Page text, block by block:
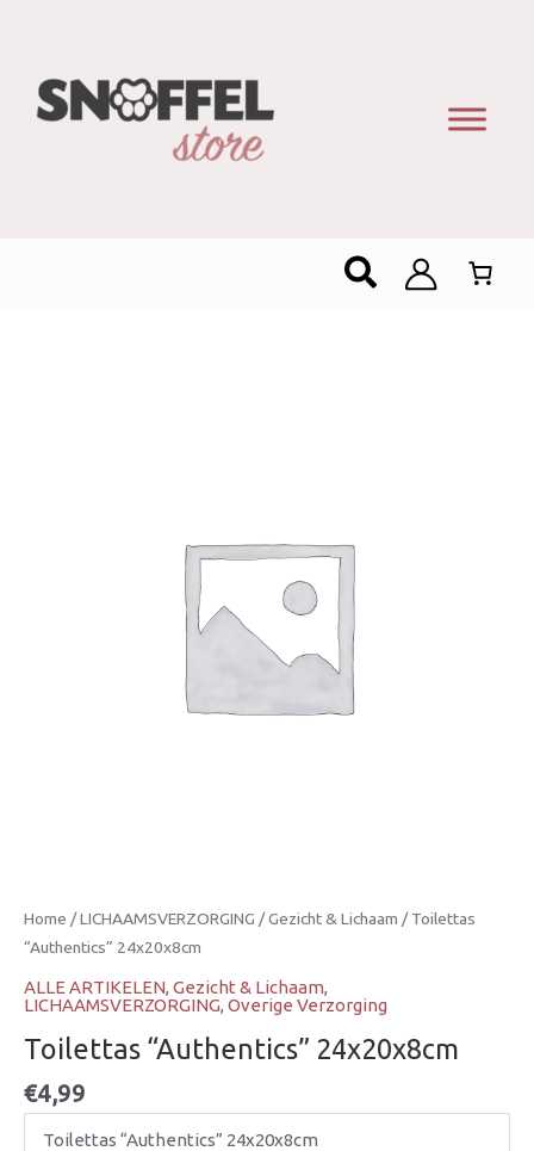
Zoeken
Home /LICHAAMSVERZORGING /Gezicht & Lichaam / Toilettas
“Authentics” 24x20x8cm
ALLE ARTIKELEN, Gezicht & Lichaam,
LICHAAMSVERZORGING, Overige Verzorging
Toilettas “Authentics” 24x20x8cm
€4,99
Toilettas “Authentics” 24x20x8cm